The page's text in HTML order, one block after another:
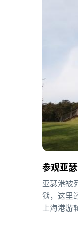
参观亚
亚瑟港被
狱，这里
上海港游